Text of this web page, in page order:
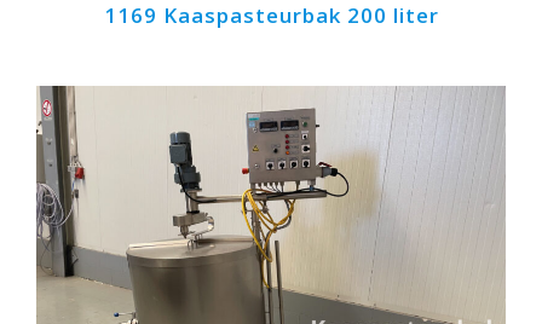
1169 Kaaspasteurbak 200 liter